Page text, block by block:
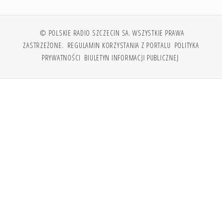
© POLSKIE RADIO SZCZECIN SA. WSZYSTKIE PRAWA
ZASTRZEŻONE. REGULAMIN KORZYSTANIA Z PORTALU POLITYKA
PRYWATNOŚCI BIULETYN INFORMACJI PUBLICZNEJ